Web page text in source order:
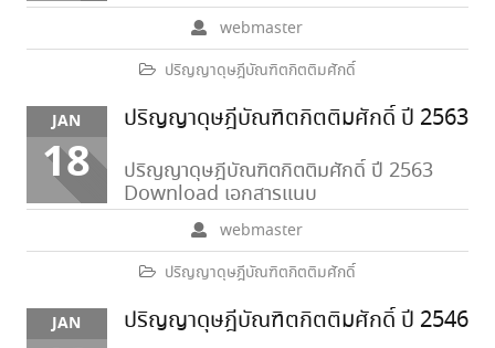
webmaster
ปริญญาดุษฎีบัณฑิตกิตติมศักดิ์
JAN
18
ปริญญาดุษฎีบัณฑิตกิตติมศักดิ์ ปี 2563
webmaster
ปริญญาดุษฎีบัณฑิตกิตติมศักดิ์
ปริญญาดุษฎีบัณฑิตกิตติมศักดิ์ ปี 2563
Download เอกสารแนบ
JAN ปริญญาดุษฎีบัณฑิตกิตติมศักดิ์ ปี 2546